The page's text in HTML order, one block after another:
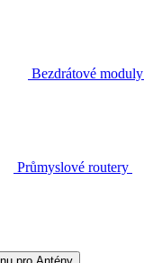
Bezdrátové moduly
Průmyslové routery